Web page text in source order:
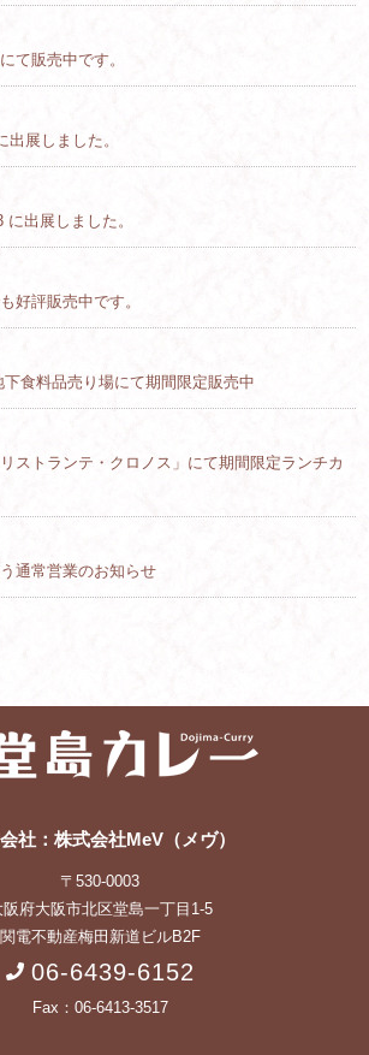
て販売中です。
展しました。
出展しました。
好評販売中です。
食料品売り場にて期間限定販売中
ストランテ・クロノス」にて期間限定ランチカ
通常営業のお知らせ
社：株式会社MeV（メヴ）
〒530-0003
阪府大阪市北区堂島一丁目1-5
関電不動産梅田新道ビルB2F
06-6439-6152
Fax：06-6413-3517